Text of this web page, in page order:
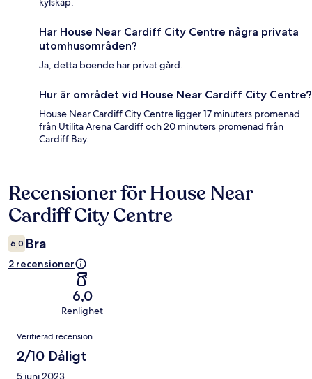
Har House Near Cardiff City Centre några privata
utomhusområden?
Ja, detta boende har privat gård.
Hur är området vid House Near Cardiff City Centre?
House Near Cardiff City Centre ligger 17 minuters promenad
från Utilita Arena Cardiff och 20 minuters promenad från
Cardiff Bay.
Recensioner
Recensioner för House Near
Cardiff City Centre
6,0 Bra
2 recensioner
6,0
Renlighet
Recensioner
Verifierad recension
2/10 Dåligt
5 juni 2023